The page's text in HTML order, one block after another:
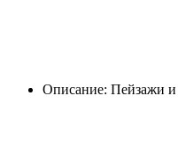
Описание: Пейзажи и